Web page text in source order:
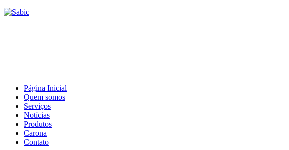
Página Inicial
Quem somos
Serviços
Notícias
Produtos
Carona
Contato